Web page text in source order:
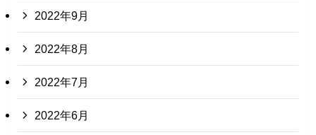
2022年9月
2022年8月
2022年7月
2022年6月